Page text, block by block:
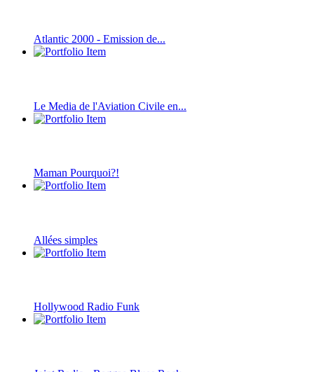
Atlantic 2000 - Emission de...
Le Media de l'Aviation Civile en...
Maman Pourquoi?!
Allées simples
Hollywood Radio Funk